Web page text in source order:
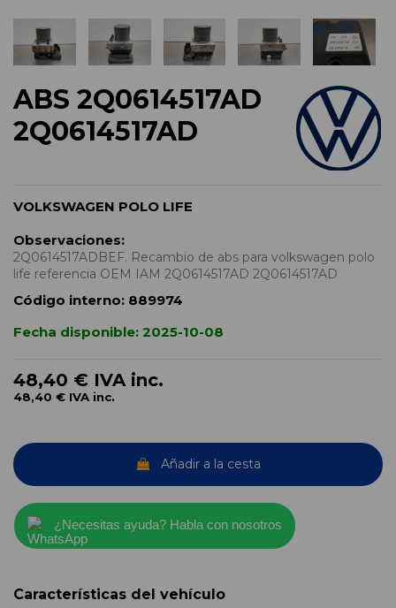
ABS 2Q0614517AD
2Q0614517AD
VOLKSWAGEN POLO LIFE
Observaciones:
2Q0614517ADBEF. Recambio de abs para volkswagen polo
life referencia OEM IAM 2Q0614517AD 2Q0614517AD
Código interno: 889974
Fecha disponible: 2025-10-08
48,40 € IVA inc.
48,40 € IVA inc.
Añadir a la cesta
¿Necesitas ayuda? Habla con nosotros
Características del vehículo